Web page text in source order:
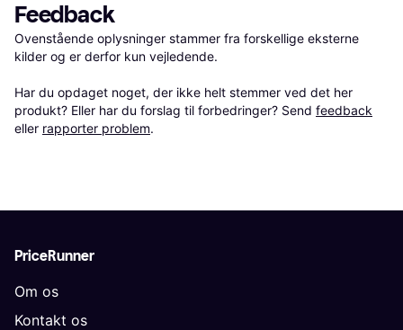
Feedback
Ovenstående oplysninger stammer fra forskellige eksterne
kilder og er derfor kun vejledende.
Har du opdaget noget, der ikke helt stemmer ved det her
produkt? Eller har du forslag til forbedringer? Send feedback
eller rapporter problem.
PriceRunner
Om os
Kontakt os